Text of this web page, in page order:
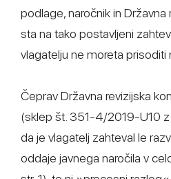
podlage, naročnik in Državna
sta na tako postavljeni
vlagatelju ne moreta prisoditi
Čeprav Državna revizijska
(sklep št. 351-4/2019-U10 z
da je vlagatelj zahteval le
oddaje javnega naročila v